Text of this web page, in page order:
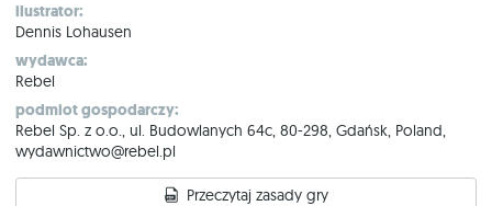
ilustrator:
Dennis Lohausen
wydawca:
Rebel
podmiot gospodarczy:
Rebel Sp. z o.o., ul. Budowlanych 64c, 80-298, Gdańsk, Poland,
wydawnictwo@rebel.pl
Przeczytaj zasady gry